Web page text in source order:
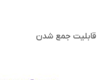
قابلیت جمع شدن